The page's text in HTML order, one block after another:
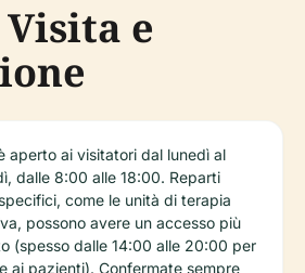
e
aperto ai visitatori dal lunedì al
dalle 8:00 alle 18:00. Reparti
come le unità di terapia
possono avere un accesso più
(spesso dalle 14:00 alle 20:00 per
ai pazienti). Confermate sempre